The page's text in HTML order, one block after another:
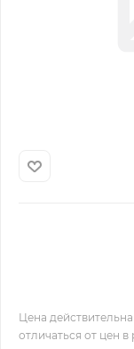
Цена
отличаться от цен